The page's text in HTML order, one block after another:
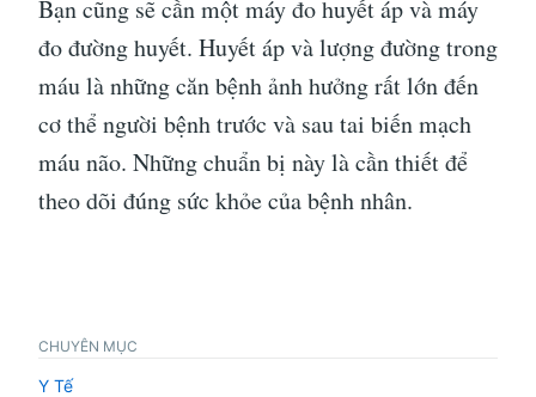
Bạn cũng sẽ cần một máy đo huyết áp và máy
đo đường huyết. Huyết áp và lượng đường trong
máu là những căn bệnh ảnh hưởng rất lớn đến
cơ thể người bệnh trước và sau tai biến mạch
máu não. Những chuẩn bị này là cần thiết để
theo dõi đúng sức khỏe của bệnh nhân.
CHUYÊN MỤC
Y Tế